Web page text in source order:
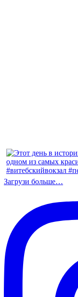
Загрузи больше…